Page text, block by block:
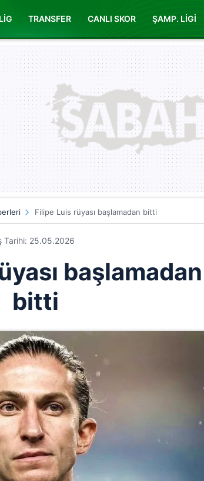
TRANSFER CANLI SKOR ŞAMP. LİGİ
Filipe Luis rüyası başlamadan bitti
Tarihi: 25.05.2026
başlamadan
bitti